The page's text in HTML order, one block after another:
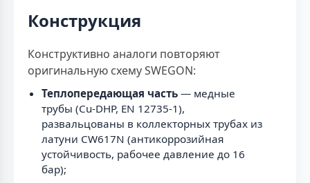
Конструкция
Конструктивно аналоги повторяют
оригинальную схему SWEGON:
Теплопередающая часть — медные
трубы (Cu-DHP, EN 12735-1),
развальцованы в коллекторных трубах из
латуни CW617N (антикоррозийная
устойчивость, рабочее давление до 16
бар);